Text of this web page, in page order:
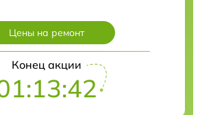
Цены на ремонт
Конец акции